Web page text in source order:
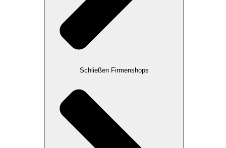
Schließen Firmenshops